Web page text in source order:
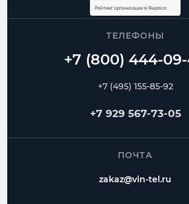
ТЕЛЕФОНЫ
+7 (495) 155-85-92
+7 929 567-73-05
ПОЧТА
zakaz@vin-tel.ru